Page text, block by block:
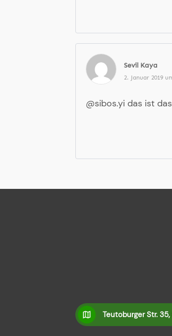
Sevil Kaya
2. Januar 2019
@sibos.yi das ist
Teutoburger Str.